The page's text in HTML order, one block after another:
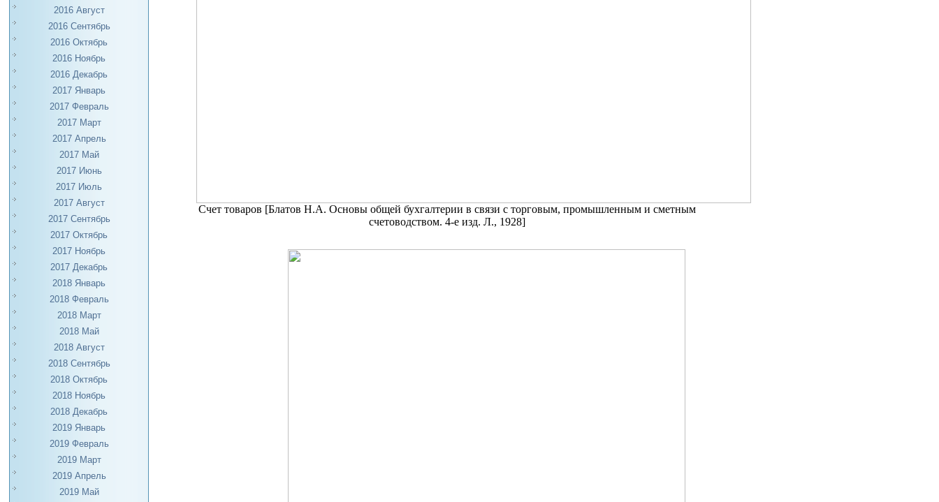
2016 Август
2016 Сентябрь
2016 Октябрь
2016 Ноябрь
2016 Декабрь
2017 Январь
2017 Февраль
2017 Март
2017 Апрель
2017 Май
2017 Июнь
2017 Июль
2017 Август
2017 Сентябрь
2017 Октябрь
2017 Ноябрь
2017 Декабрь
2018 Январь
2018 Февраль
2018 Март
2018 Май
2018 Август
2018 Сентябрь
2018 Октябрь
2018 Ноябрь
2018 Декабрь
2019 Январь
2019 Февраль
2019 Март
2019 Апрель
2019 Май
Счет товаров [Блатов Н.А. Основы общей бухгалтерии в связи с торговым, промышленным и сметным
счетоводством. 4-е изд. Л., 1928]